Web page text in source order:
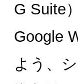
G Suite
Google
よう、